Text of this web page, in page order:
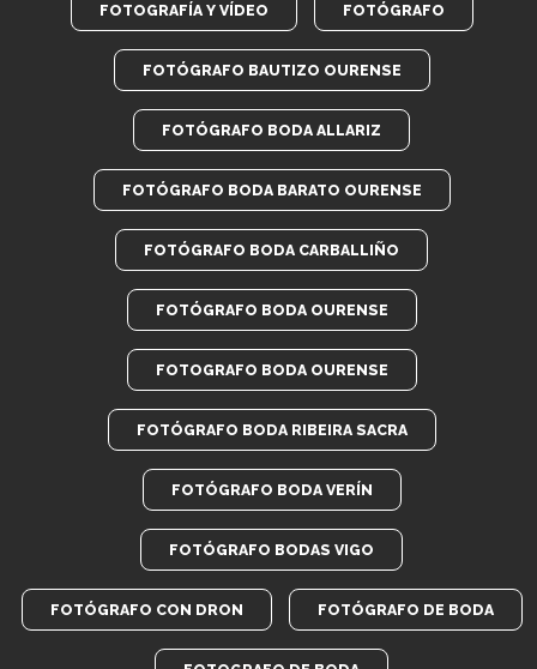
FOTOGRAFÍA Y VÍDEO FOTÓGRAFO
FOTÓGRAFO BAUTIZO OURENSE
FOTÓGRAFO BODA ALLARIZ
FOTÓGRAFO BODA BARATO OURENSE
FOTÓGRAFO BODA CARBALLIÑO
FOTÓGRAFO BODA OURENSE
FOTOGRAFO BODA OURENSE
FOTÓGRAFO BODA RIBEIRA SACRA
FOTÓGRAFO BODA VERÍN
FOTÓGRAFO BODAS VIGO
FOTÓGRAFO CON DRON FOTÓGRAFO DE BODA